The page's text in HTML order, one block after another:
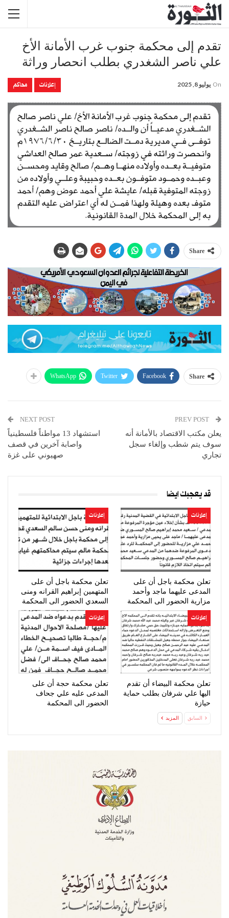
تقدم إلى محكمة جنوب غرب الأمانة الأخ
علي ناصر الشغدري بطلب انحصار وراثة
إعلانات محاكم On يوليو 8, 2025
Share
Share
Facebook
Twitter
WhatsApp
يعلن مكتب الاقتصاد بالأمانة أنه
سوف يتم شطب وإلغاء سجل
تجاري
NEXT POST
استشهاد 13 مواطناً فلسطينياً
واصابة آخرين في قصف
صهيوني على غزة
قد يعجبك ايضا
إعلانات
تعلن محكمة باجل أن على
المدعى عليهما ماجد وأحمد
مزارية الحضور الى المحكمة
إعلانات
تعلن محكمة باجل أن على
المتهمين إبراهيم القرانه ومنى
السعدي الحضور الى المحكمة
إعلانات
تعلن محكمة البيضاء أن تقدم
اليها علي شرفان بطلب حماية
حيازة
إعلانات
تعلن محكمة حجة أن على
المدعى عليه علي جحاف
الحضور الى المحكمة
السابق المزيد